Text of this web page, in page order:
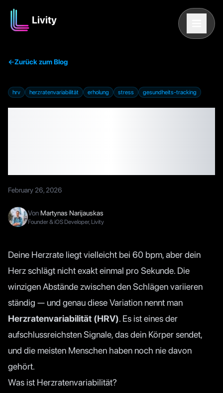
Livity
←Zurück zum Blog
hrv herzratenvariabilität erholung stress gesundheits-tracking
February 26, 2026
Von Martynas Narijauskas
Founder & iOS Developer, Livity
Deine Herzrate liegt vielleicht bei 60 bpm, aber dein
Herz schlägt nicht exakt einmal pro Sekunde. Die
winzigen Abstände zwischen den Schlägen variieren
ständig — und genau diese Variation nennt man
Herzratenvariabilität (HRV). Es ist eines der
aufschlussreichsten Signale, das dein Körper sendet,
und die meisten Menschen haben noch nie davon
gehört.
Was ist Herzratenvariabilität?